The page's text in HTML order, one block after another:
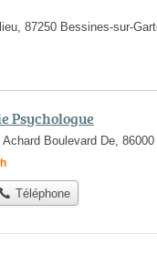
87250 Bessines-sur-
Psychologue
Boulevard De,
Téléphone